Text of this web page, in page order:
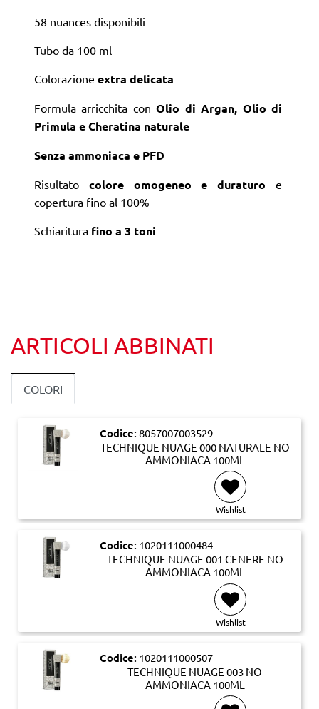
58 nuances disponibili
Tubo da 100 ml
Colorazione extra delicata
Formula arricchita conOlio di Argan, Olio di
Primula e Cheratina naturale
Senza ammoniaca e PFD
Risultato colore omogeneo e duraturo e
copertura fino al 100%
Schiaritura fino a 3 toni
ARTICOLI ABBINATI
COLORI
Codice: 8057007003529
TECHNIQUE NUAGE 000 NATURALE NO
AMMONIACA 100ML
Wishlist
Codice: 1020111000484
TECHNIQUE NUAGE 001 CENERE NO
AMMONIACA 100ML
Wishlist
Codice: 1020111000507
TECHNIQUE NUAGE 003 NO
AMMONIACA 100ML